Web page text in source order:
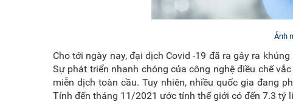
Ảnh
Cho tới ngày nay, đại dịch Covid -19 đã ra gây ra
Sự phát triển nhanh chóng của công nghệ điều chế
miễn dịch toàn cầu. Tuy nhiên, nhiều quốc gia đang
Tính đến tháng 11/2021 ước tính thế giới có đến 7.3 tỷ